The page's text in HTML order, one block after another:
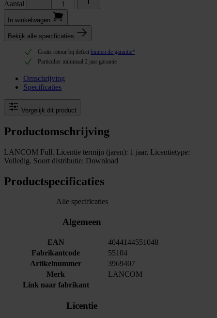
Aantal
In winkel­wagen
Bekijk alle specificaties
Gratis retour bij defect binnen de garantie*
Particulier minimaal 2 jaar garantie
Omschrijving
Specificaties
Vergelijk dit product
Productomschrijving
LANCOM Full. Licentie termijn (jaren): 1 jaar, Licentietype:
Volledig. Soort distributie: Download
Productspecificaties
Alle specificaties
Algemeen
EAN
4044144551048
Fabrikantcode
55104
Artikelnummer
3969407
Merk
LANCOM
Link naar fabrikant
Licentie